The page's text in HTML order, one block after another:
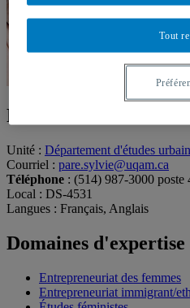
Professeure
Unité : Département d'études
Courriel : pare.sylvie@uqam.ca
Téléphone : (514) 987-3000 poste
Local : DS-4531
Langues : Français, Anglais
Domaines d'expertise
Entrepreneuriat des femmes
Entrepreneuriat immigrant/
Tout